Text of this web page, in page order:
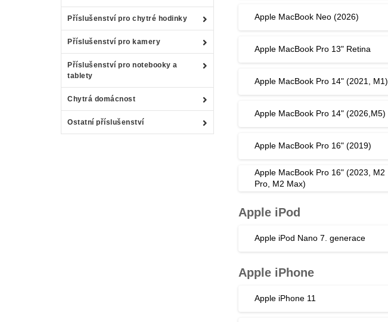
Příslušenství pro chytré hodinky
Příslušenství pro kamery
Příslušenství pro notebooky a
tablety
Chytrá domácnost
Ostatní příslušenství
Apple MacBook Neo (2026)
Apple MacBook Pro 13" Retina
Apple MacBook Pro 14" (2021, M1)
Apple MacBook Pro 14" (2026,M5)
Apple MacBook Pro 16" (2019)
Apple MacBook Pro 16" (2023, M2
Pro, M2 Max)
Apple iPod
Apple iPod Nano 7. generace
Apple iPhone
Apple iPhone 11